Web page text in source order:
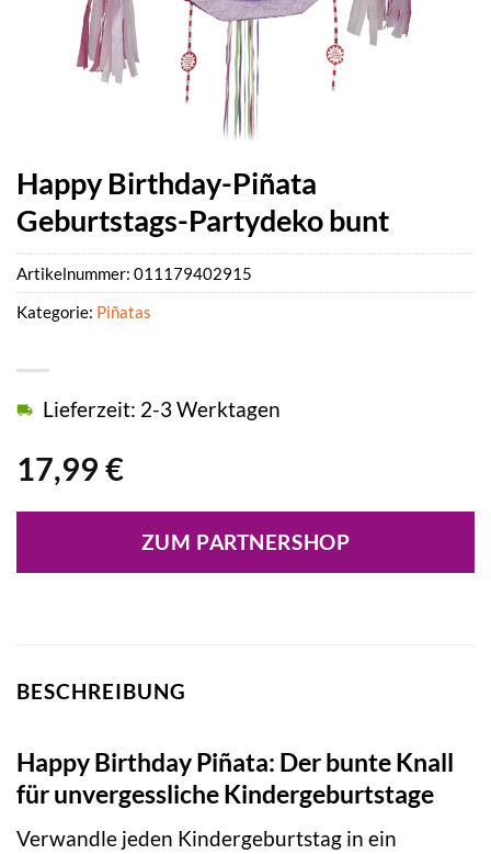
Happy Birthday-Piñata
Geburtstags-Partydeko bunt
17,99 €
Lieferzeit: 2-3 Werktagen
ZUM PARTNERSHOP
Artikelnummer: 011179402915
Kategorie: Piñatas
BESCHREIBUNG
Happy Birthday Piñata: Der bunte Knall
für unvergessliche Kindergeburtstage
Verwandle jeden Kindergeburtstag in ein